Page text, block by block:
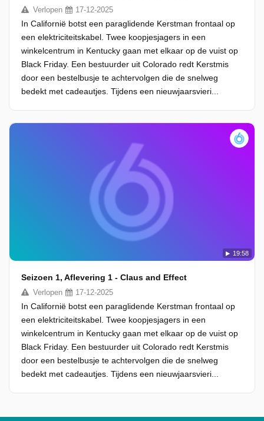
Verlopen 17-12-2025
In Californië botst een paraglidende Kerstman frontaal op
een elektriciteitskabel. Twee koopjesjagers in een
winkelcentrum in Kentucky gaan met elkaar op de vuist op
Black Friday. Een bestuurder uit Colorado redt Kerstmis
door een bestelbusje te achtervolgen die de snelweg
bedekt met cadeautjes. Tijdens een nieuwjaarsvieri...
19:58
Seizoen 1, Aflevering 1 - Claus and Effect
Verlopen 17-12-2025
In Californië botst een paraglidende Kerstman frontaal op
een elektriciteitskabel. Twee koopjesjagers in een
winkelcentrum in Kentucky gaan met elkaar op de vuist op
Black Friday. Een bestuurder uit Colorado redt Kerstmis
door een bestelbusje te achtervolgen die de snelweg
bedekt met cadeautjes. Tijdens een nieuwjaarsvieri...